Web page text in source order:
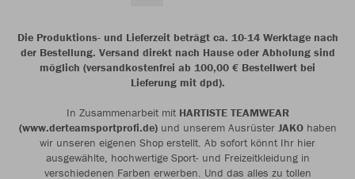
Die Produktions- und Lieferzeit beträgt ca. 10-14 Werktage nach
der Bestellung. Versand direkt nach Hause oder Abholung sind
möglich (versandkostenfrei ab 100,00 € Bestellwert bei
Lieferung mit dpd).
In Zusammenarbeit mit HARTISTE TEAMWEAR
(www.derteamsportprofi.de)und unserem Ausrüster JAKOhaben
wir unseren eigenen Shop erstellt. Ab sofort könnt Ihr hier
ausgewählte, hochwertige Sport- und Freizeitkleidung in
verschiedenen Farben erwerben. Und das alles zu tollen